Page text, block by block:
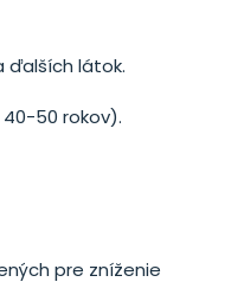
ďalších látok.
50 rokov).
pre zníženie